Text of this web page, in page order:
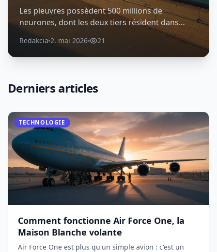
Les pieuvres possèdent 500 millions de
neurones, dont les deux tiers résident dans
leurs bras plutôt que dans leur cerveau central.
Ce système nerveux distribué permet une
cognition remarquable – de l'utilisation d'outils
radicalement différent de la façon dont
Redakcia 2. mai 2026 21
Derniers articles
TECHNOLOGIE
Comment fonctionne Air Force One, la
Maison Blanche volante
Air Force One est plus qu'un simple avion : c'est un